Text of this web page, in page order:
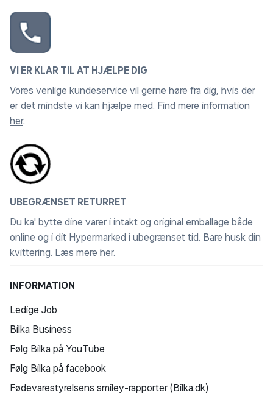
VI ER KLAR TIL AT HJÆLPE DIG
Vores venlige kundeservice vil gerne høre fra dig, hvis der
er det mindste vi kan hjælpe med. Find mere information
her.
UBEGRÆNSET RETURRET
Du ka' bytte dine varer i intakt og original emballage både
online og i dit Hypermarked i ubegrænset tid. Bare husk din
kvittering. Læs mere her.
INFORMATION
Ledige Job
Bilka Business
Følg Bilka på YouTube
Følg Bilka på facebook
Fødevarestyrelsens smiley-rapporter (Bilka.dk)